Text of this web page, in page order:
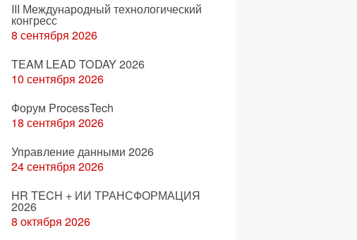
III Международный технологический
конгресс
8 сентября 2026
TEAM LEAD TODAY 2026
10 сентября 2026
Форум ProcessTech
18 сентября 2026
Управление данными 2026
24 сентября 2026
HR TECH + ИИ ТРАНСФОРМАЦИЯ
2026
8 октября 2026